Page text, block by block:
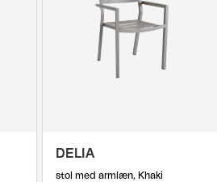
DELIA
stol med armlæn, Khaki